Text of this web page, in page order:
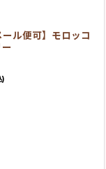
ール便可】モロッコ
)